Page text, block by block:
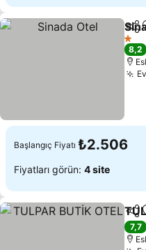
1 Yıldız
8,2
Başlangıç Fiyatı ₺2.506
Fiyatları görün: 4 site
7,7